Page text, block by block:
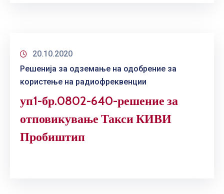
20.10.2020
Решенија за одземање на одобрение за
користење на радиофреквенции
уп1-бр.0802-640-решение за
отповикување Такси КИВИ
Пробиштип